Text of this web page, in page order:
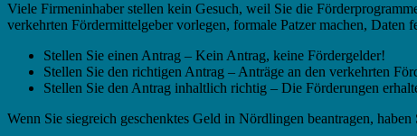
Viele Firmeninhaber stellen kein Gesuch, weil Sie die
verkehrten Fördermittelgeber vorlegen, formale Patzer machen,
Stellen Sie einen Antrag – Kein Antrag, keine Fördergelder!
Stellen Sie den richtigen Antrag – Anträge an den verkehrten
Stellen Sie den Antrag inhaltlich richtig – Die Förderungen
Wenn Sie siegreich geschenktes Geld in Nördlingen beantragen,